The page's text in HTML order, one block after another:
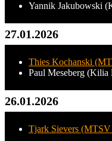
Yannik Jakubowski
27.01.2026
Thies Kochanski
Paul Meseberg
26.01.2026
Tjark Sievers